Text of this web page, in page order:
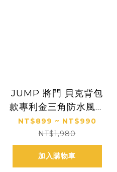
JUMP 將門 貝克背包
款專利金三角防水風雨
衣
NT$899 ~ NT$990
NT$1,980
加入購物車